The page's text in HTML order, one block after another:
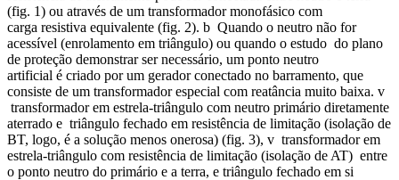
(fig. 1) ou através de um transformador monofásico com
carga resistiva equivalente (fig. 2). b Quando o neutro não for
acessível (enrolamento em triângulo) ou quando o estudo do plano
de proteção demonstrar ser necessário, um ponto neutro
artificial é criado por um gerador conectado no barramento, que
consiste de um transformador especial com reatância muito baixa. v
transformador em estrela-triângulo com neutro primário diretamente
aterrado e triângulo fechado em resistência de limitação (isolação de
BT, logo, é a solução menos onerosa) (fig. 3), v transformador em
estrela-triângulo com resistência de limitação (isolação de AT) entre
o ponto neutro do primário e a terra, e triângulo fechado em si